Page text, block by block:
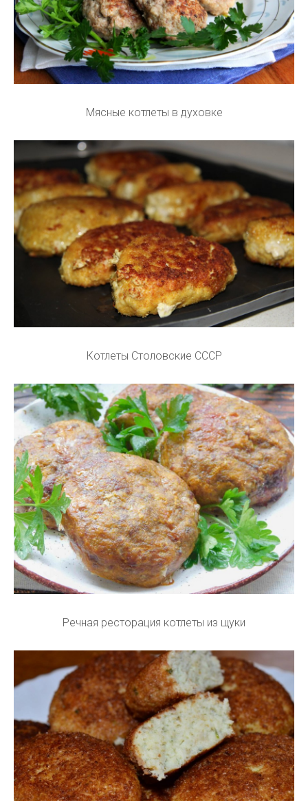
Мясные котлеты в духовке
Котлеты Столовские СССР
Речная ресторация котлеты из щуки